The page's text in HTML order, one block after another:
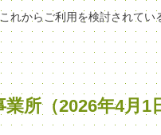
れからご利用を検討されて
所（2026年4月1